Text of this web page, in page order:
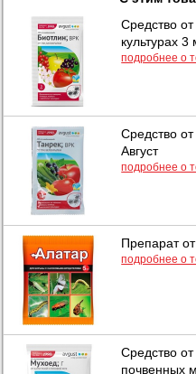
Средство
культурах
подробнее о
Средство
Август
подробнее о
Препарат
подробнее о
Средство
почвенных